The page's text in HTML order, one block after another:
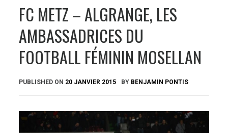
FC METZ – ALGRANGE, LES
AMBASSADRICES DU
FOOTBALL FÉMININ MOSELLAN
PUBLISHED ON 20 JANVIER 2015 BY BENJAMIN PONTIS